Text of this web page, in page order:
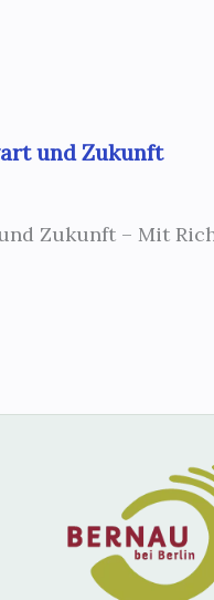
und Zukunft
Zukunft – Mit